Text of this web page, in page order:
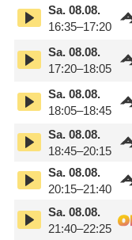
Sa.08.08.
16:35–17:20
Sa.08.08.
17:20–18:05
Sa.08.08.
18:05–18:45
Sa.08.08.
18:45–20:15
Sa.08.08.
20:15–21:40
Sa.08.08.
21:40–22:25